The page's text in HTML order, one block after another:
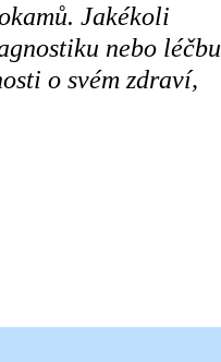
Jakékoli
nebo léčbu
o svém zdraví,